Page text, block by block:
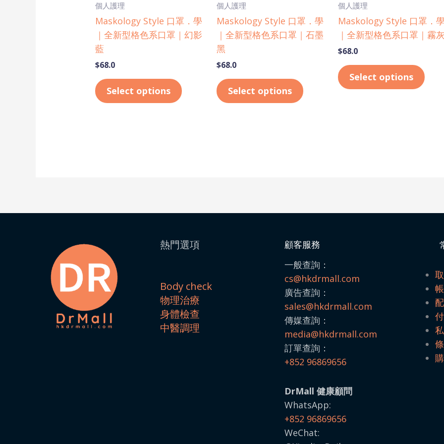
個人護理
Maskology Style 口罩．學
｜全新型格色系口罩｜幻影
藍
$68.0
Select options
on
the
個人護理
Maskology Style 口罩．學
｜全新型格色系口罩｜石墨
黑
$68.0
Select options
on
the
個人護理
Maskology Style 口罩．學
｜全新型格色系口罩｜霧灰
$68.0
Select options
on
the
熱門選項
Body check
物理治療
身體檢查
中醫調理
顧客服務
一般查詢：
cs@hkdrmall.com
廣告查詢：
sales@hkdrmall.com
傳媒查詢：
media@hkdrmall.com
訂單查詢：
+852 96869656
DrMall 健康顧問
WhatsApp:
+852 96869656
WeChat: